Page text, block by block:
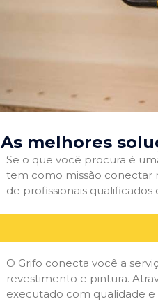
As melhores
Se o que você procura é
tem como missão conectar
de profissionais qualificados
O Grifo conecta você a
revestimento e pintura.
executado com qualidade e